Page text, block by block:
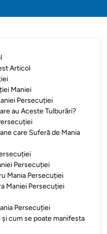
Articol
Maniei
Persecuției
au Aceste Tulburări?
care Suferă de Mania
Persecuției
Mania Persecuției
Maniei Persecuției
Persecuției
cum se poate manifesta